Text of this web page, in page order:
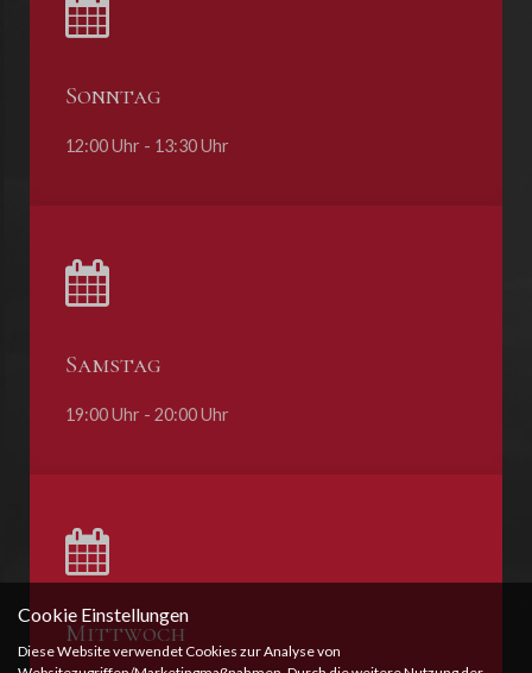
Cookie Einstellungen
Diese Website verwendet Cookies zur Analyse von
Sonntag
12:00 Uhr - 13:30 Uhr
Samstag
19:00 Uhr - 20:00 Uhr
Mittwoch